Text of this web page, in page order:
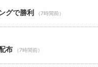
グで勝利 （7時間前）
布 （7時間前）